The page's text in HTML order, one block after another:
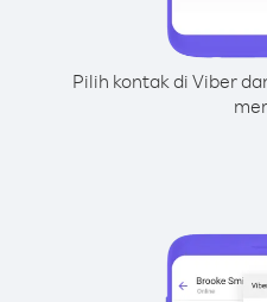
Pilih kontak di Viber